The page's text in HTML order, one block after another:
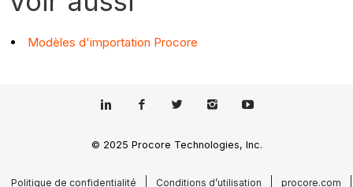
Modèles d'importation Procore
© 2025 Procore Technologies, Inc.
Politique de confidentialité Conditions d’utilisation procore.com